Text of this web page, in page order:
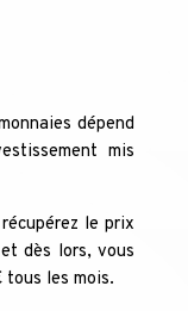
dépend
mis
le prix
dès lors, vous
les mois.